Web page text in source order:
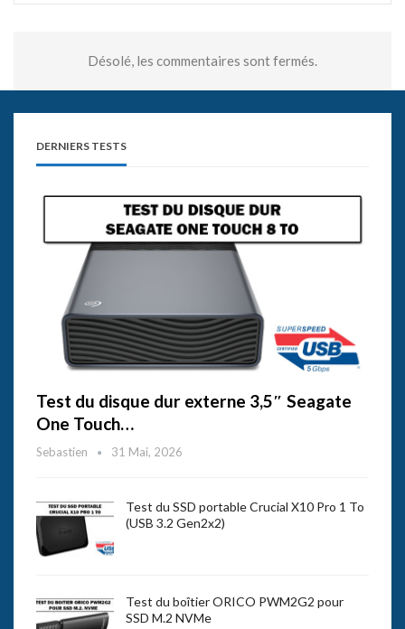
Désolé, les commentaires sont fermés.
DERNIERS TESTS
Test du disque dur externe 3,5″ Seagate
One Touch…
Sebastien 31 Mai, 2026
Test du SSD portable Crucial X10 Pro 1 To
(USB 3.2 Gen2x2)
Test du boîtier ORICO PWM2G2 pour
SSD M.2 NVMe